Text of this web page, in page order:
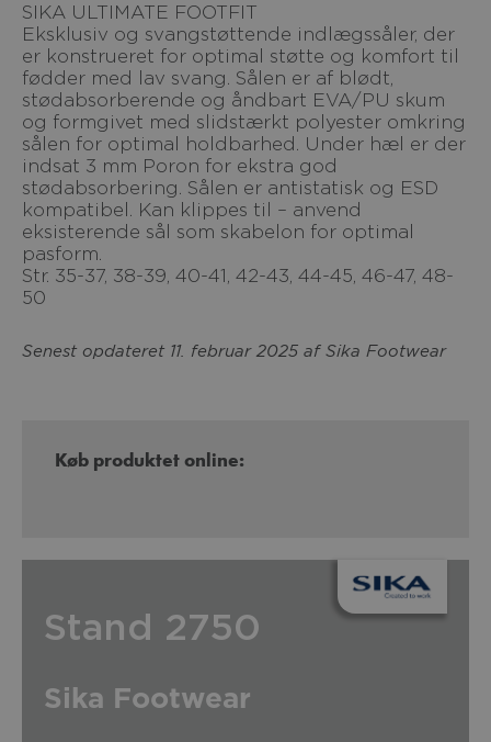
SIKA ULTIMATE FOOTFIT
Eksklusiv og svangstøttende indlægssåler, der
er konstrueret for optimal støtte og komfort til
fødder med lav svang. Sålen er af blødt,
stødabsorberende og åndbart EVA/PU skum
og formgivet med slidstærkt polyester omkring
sålen for optimal holdbarhed. Under hæl er der
indsat 3 mm Poron for ekstra god
stødabsorbering. Sålen er antistatisk og ESD
kompatibel. Kan klippes til – anvend
eksisterende sål som skabelon for optimal
pasform.
Str. 35-37, 38-39, 40-41, 42-43, 44-45, 46-47, 48-
50
Senest opdateret 11. februar 2025 af Sika Footwear
Køb produktet online:
Stand 2750
Sika Footwear